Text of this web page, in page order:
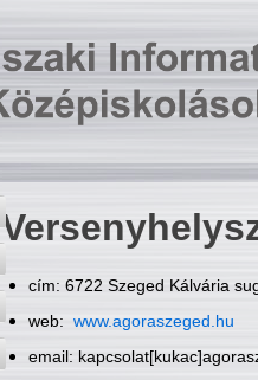
cím: 6722 Szeged Kálvária
web: www.agoraszeged.hu
email: